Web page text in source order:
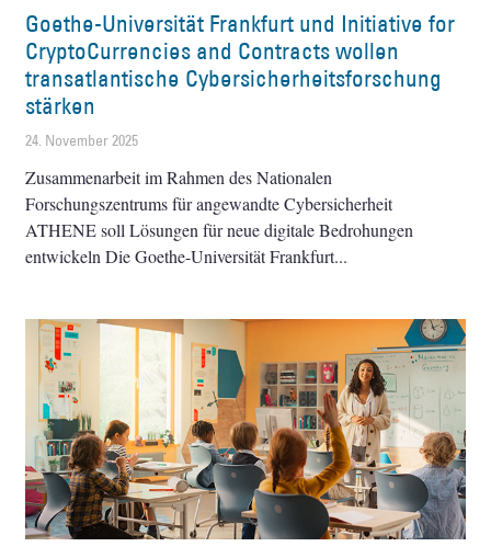
Goethe-Universität Frankfurt und Initiative for
CryptoCurrencies and Contracts wollen
transatlantische Cybersicherheitsforschung
stärken
24. November 2025
Zusammenarbeit im Rahmen des Nationalen
Forschungszentrums für angewandte Cybersicherheit
ATHENE soll Lösungen für neue digitale Bedrohungen
entwickeln Die Goethe-Universität Frankfurt